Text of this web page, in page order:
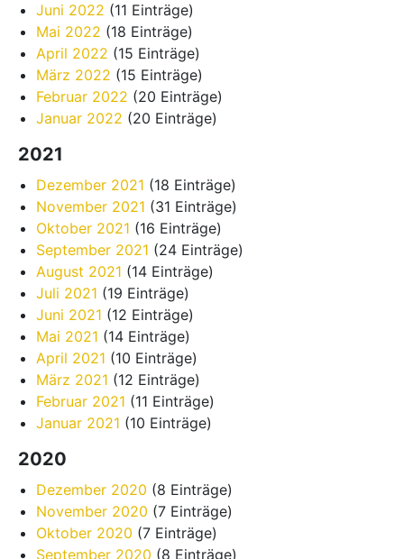
Juni 2022 (11 Einträge)
Mai 2022 (18 Einträge)
April 2022 (15 Einträge)
März 2022 (15 Einträge)
Februar 2022 (20 Einträge)
Januar 2022 (20 Einträge)
2021
Dezember 2021 (18 Einträge)
November 2021 (31 Einträge)
Oktober 2021 (16 Einträge)
September 2021 (24 Einträge)
August 2021 (14 Einträge)
Juli 2021 (19 Einträge)
Juni 2021 (12 Einträge)
Mai 2021 (14 Einträge)
April 2021 (10 Einträge)
März 2021 (12 Einträge)
Februar 2021 (11 Einträge)
Januar 2021 (10 Einträge)
2020
Dezember 2020 (8 Einträge)
November 2020 (7 Einträge)
Oktober 2020 (7 Einträge)
September 2020 (8 Einträge)